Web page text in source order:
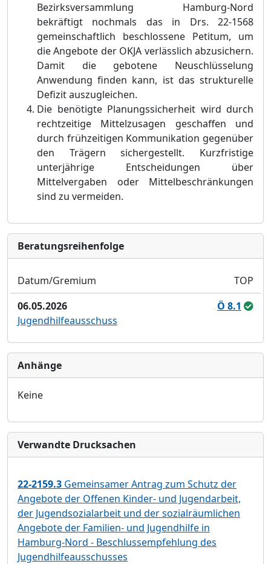
Bezirksversammlung Hamburg-Nord
bekräftigt nochmals das in Drs. 22-1568
gemeinschaftlich beschlossene Petitum, um
die Angebote der OKJA verlässlich abzusichern.
Damit die gebotene Neuschlüsselung
Anwendung finden kann, ist das strukturelle
Defizit auszugleichen.
Die benötigte Planungssicherheit wird durch
rechtzeitige Mittelzusagen geschaffen und
durch frühzeitigen Kommunikation gegenüber
den Trägern sichergestellt. Kurzfristige
unterjährige Entscheidungen über
Mittelvergaben oder Mittelbeschränkungen
sind zu vermeiden.
Bera­tungs­reihen­folge
Datum/Gremium
TOP
06.05.2026
Ö 8.1
Jugendhilfeausschuss
Anhänge
Keine
Verwandte Drucksachen
22-2159.3 Gemeinsamer Antrag zum Schutz der
Angebote der Offenen Kinder- und Jugendarbeit,
der Jugendsozialarbeit und der sozialräumlichen
Angebote der Familien- und Jugendhilfe in
Hamburg-Nord - Beschlussempfehlung des
Jugendhilfeausschusses